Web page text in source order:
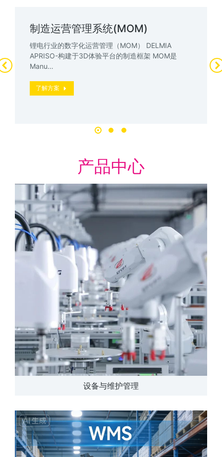
制造运营管理系统(MOM)
锂电行业的数字化运营管理（MOM） DELMIA
APRISO-构建于3D体验平台的制造框架 MOM是
Manu…
了解方案
产品中心
设备与维护管理